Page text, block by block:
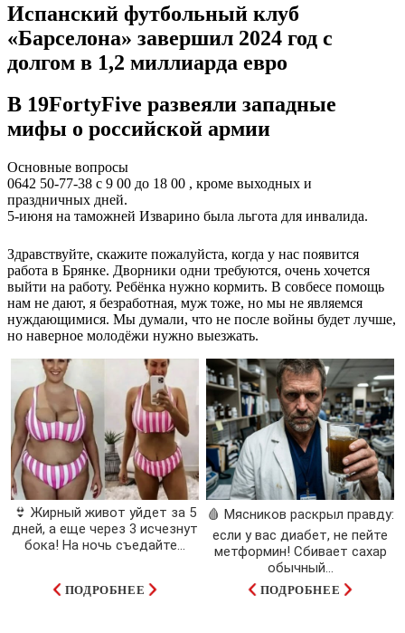
Испанский футбольный клуб
«Барселона» завершил 2024 год с
долгом в 1,2 миллиарда евро
В 19FortyFive развеяли западные
мифы о российской армии
Основные вопросы
0642 50-77-38 с 9 00 до 18 00 , кроме выходных и
праздничных дней.
5-июня на таможней Изварино была льгота для инвалида.
Здравствуйте, скажите пожалуйста, когда у нас появится
работа в Брянке. Дворники одни требуются, очень хочется
выйти на работу. Ребёнка нужно кормить. В совбесе помощь
нам не дают, я безработная, муж тоже, но мы не являемся
нуждающимися. Мы думали, что не после войны будет лучше,
но наверное молодёжи нужно выезжать.
👙 Жирный живот уйдет за 5
дней, а еще через 3 исчезнут
бока! На ночь съедайте...
ПОДРОБНЕЕ
🩸 Мясников раскрыл правду:
если у вас диабет, не пейте
метформин! Сбивает сахар
обычный...
ПОДРОБНЕЕ